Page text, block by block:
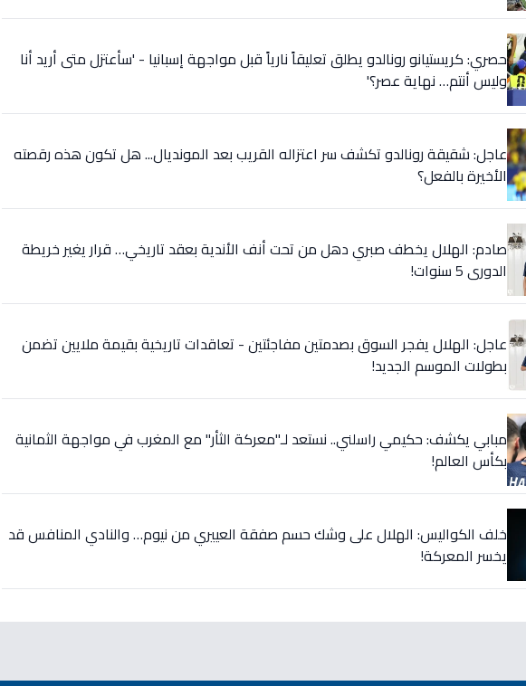
حصري: كريستيانو رونالدو يطلق تعليقاً نارياً قبل مواجهة إسبانيا - 'سأعتزل متى أريد أنا
وليس أنتم… نهاية عصر؟'
عاجل: شقيقة رونالدو تكشف سر اعتزاله القريب بعد المونديال... هل تكون هذه رقصته
الأخيرة بالفعل؟
صادم: الهلال يخطف صبري دهل من تحت أنف الأندية بعقد تاريخي… قرار يغير خريطة
الدوري 5 سنوات!
عاجل: الهلال يفجر السوق بصدمتين مفاجئتين - تعاقدات تاريخية بقيمة ملايين تضمن
بطولات الموسم الجديد!
مبابي يكشف: حكيمي راسلني.. نستعد لـ"معركة الثأر" مع المغرب في مواجهة الثمانية
بكأس العالم!
خلف الكواليس: الهلال على وشك حسم صفقة العييري من نيوم… والنادي المنافس قد
يخسر المعركة!